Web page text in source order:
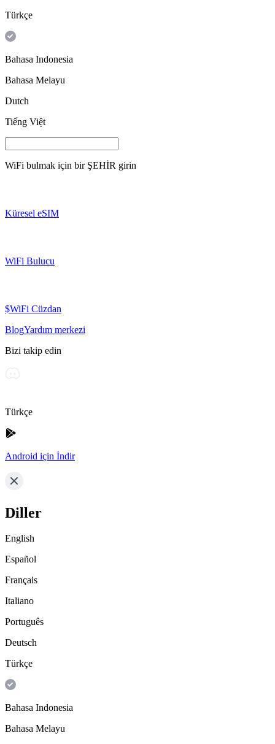
Türkçe
Bahasa Indonesia
Bahasa Melayu
Dutch
Tiếng Việt
WiFi bulmak için bir ŞEHİR girin
Küresel eSIM
WiFi Bulucu
$WiFi Cüzdan
BlogYardım merkezi
Bizi takip edin
Türkçe
Android için İndir
Diller
English
Español
Français
Italiano
Português
Deutsch
Türkçe
Bahasa Indonesia
Bahasa Melayu